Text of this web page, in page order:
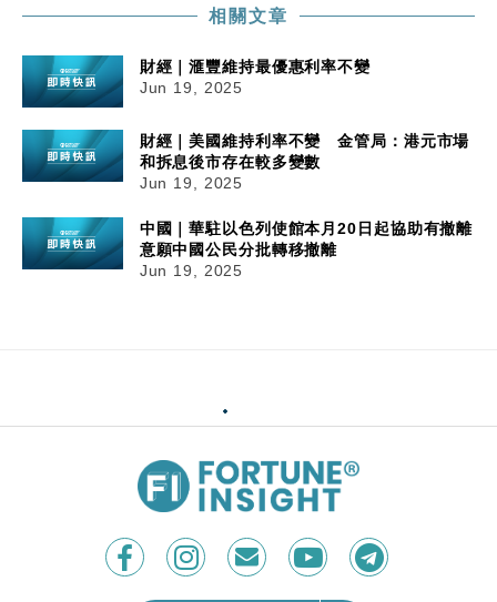
相關文章
財經｜滙豐維持最優惠利率不變
Jun 19, 2025
財經｜美國維持利率不變 金管局：港元市場
和拆息後市存在較多變數
Jun 19, 2025
中國｜華駐以色列使館本月20日起協助有撤離
意願中國公民分批轉移撤離
Jun 19, 2025
財經｜滙豐維持最優惠利率不變
美國聯儲局維持利率不變，滙豐銀行宣布，維持最